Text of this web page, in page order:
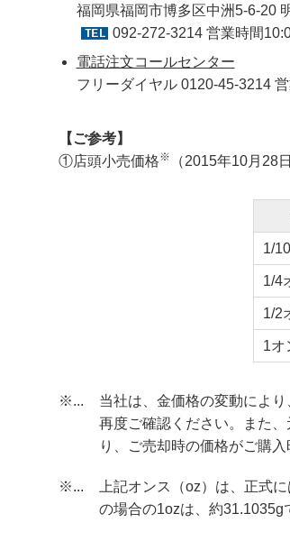
福岡県福岡市博多区中洲5-6-20
092-272-3214営業時間
電話注文コールセンター
フリーダイヤル 0120-45-3214
【ご参考】
①店頭小売価格※ （2015年10月28
1/
1/4
1/2
1オ
※...
当社は、金価格の変動によ
再度ご確認ください。また
り、ご売却時の価格がご購
※...
上記オンス（oz）は、正式
の場合の1ozは、約31.1035g